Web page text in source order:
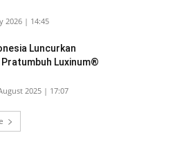
2026 | 14:45
Luncurkan
Luxinum®
2025 | 17:07